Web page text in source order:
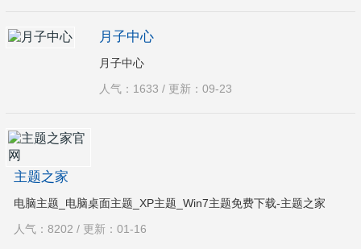
月子中心
月子中心
人气：1633 / 更新：09-23
主题之家
电脑主题_电脑桌面主题_XP主题_Win7主题免费下载-主题之家
人气：8202 / 更新：01-16